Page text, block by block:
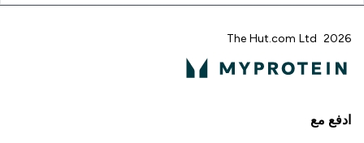
2026 The Hut.com Ltd
ادفع مع